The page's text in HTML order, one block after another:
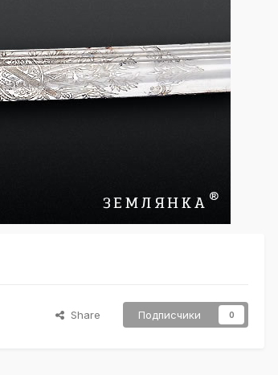
Share Подписчики 0